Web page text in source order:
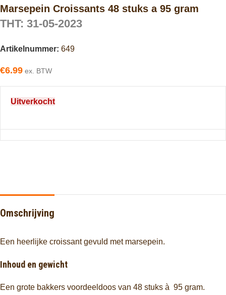
Marsepein Croissants 48 stuks a 95 gram
THT: 31-05-2023
Artikelnummer: 649
€6.99 ex. BTW
Uitverkocht
Omschrijving
Een heerlijke croissant gevuld met marsepein.
Inhoud en gewicht
Een grote bakkers voordeeldoos van 48 stuks à 95 gram.